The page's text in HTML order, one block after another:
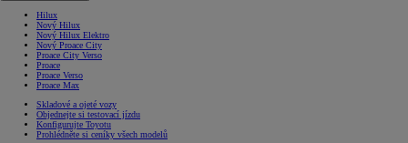
Hilux
Nový Hilux
Nový Hilux Elektro
Nový Proace City
Proace City Verso
Proace
Proace Verso
Proace Max
Skladové a ojeté vozy
Objednejte si testovací jízdu
Konfigurujte Toyotu
Prohlédněte si ceníky všech modelů